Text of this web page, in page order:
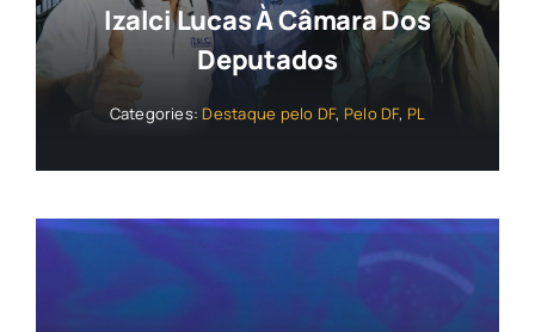
Izalci Lucas À Câmara Dos
Deputados
Categories: Destaque pelo DF, Pelo DF, PL